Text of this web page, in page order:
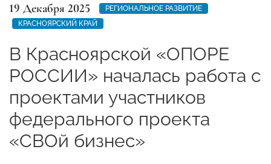
19 Декабря 2025
РЕГИОНАЛЬНОЕ РАЗВИТИЕ
КРАСНОЯРСКИЙ КРАЙ
В Красноярской «ОПОРЕ
РОССИИ» началась работа с
проектами участников
федерального проекта
«СВОй бизнес»